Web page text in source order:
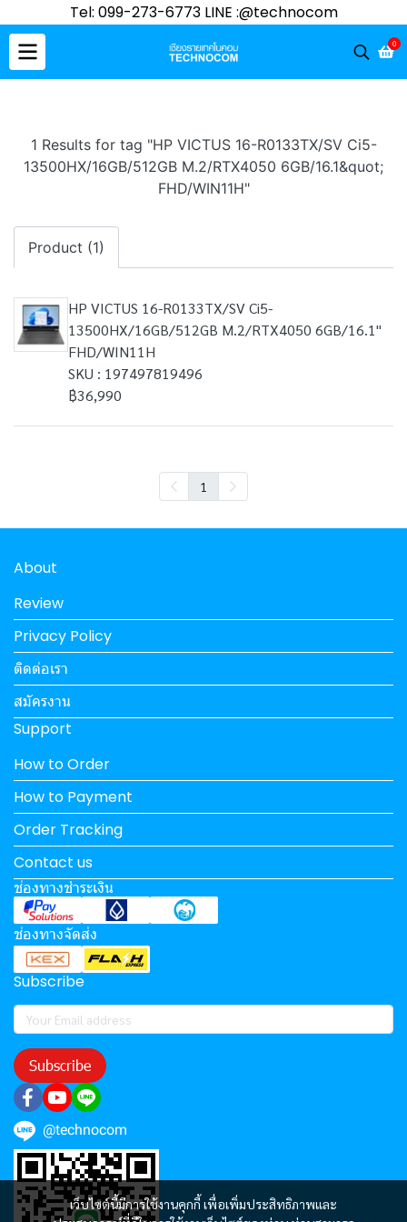
Tel: 099-273-6773 LINE :@technocom
0
1 Results for tag "HP VICTUS 16-R0133TX/SV Ci5-
13500HX/16GB/512GB M.2/RTX4050 6GB/16.1&quot;
FHD/WIN11H"
Product (1)
HP VICTUS 16-R0133TX/SV Ci5-
13500HX/16GB/512GB M.2/RTX4050 6GB/16.1"
FHD/WIN11H
SKU : 197497819496
฿36,990
1
เว็บไซต์นี้มีการใช้งานคุกกี้ เพื่อเพิ่มประสิทธิภาพและ
About
Review
Privacy Policy
ติดต่อเรา
สมัครงาน
Support
How to Order
How to Payment
Order Tracking
Contact us
ช่องทางชำระเงิน
ช่องทางจัดส่ง
Subscribe
Subscribe
@technocom